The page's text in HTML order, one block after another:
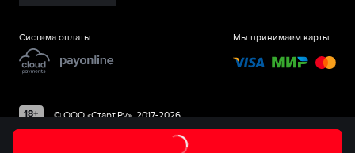
Система оплаты Мы принимаем карты
©ООО «Старт.Ру», 2017-2026